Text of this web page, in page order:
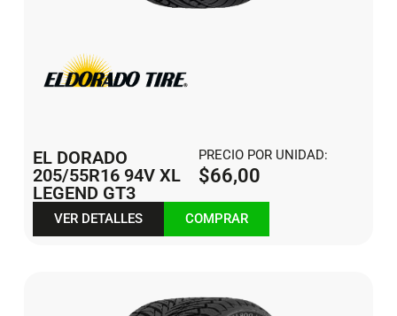
EL DORADO
205/55R16 94V XL
LEGEND GT3
PRECIO POR UNIDAD:
$66,00
VER DETALLES COMPRAR